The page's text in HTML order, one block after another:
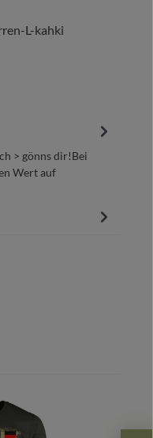
L-kahki
> gönns dir!Bei
Wert auf